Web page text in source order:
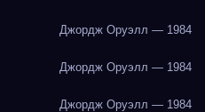
Джордж Оруэлл — 1984
Джордж Оруэлл — 1984
Джордж Оруэлл — 1984